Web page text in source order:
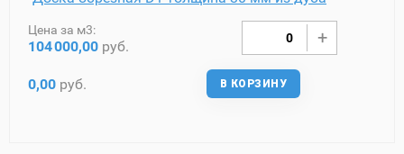
Цена за м3:
104000,00 руб.
0,00 руб. В КОРЗИНУ